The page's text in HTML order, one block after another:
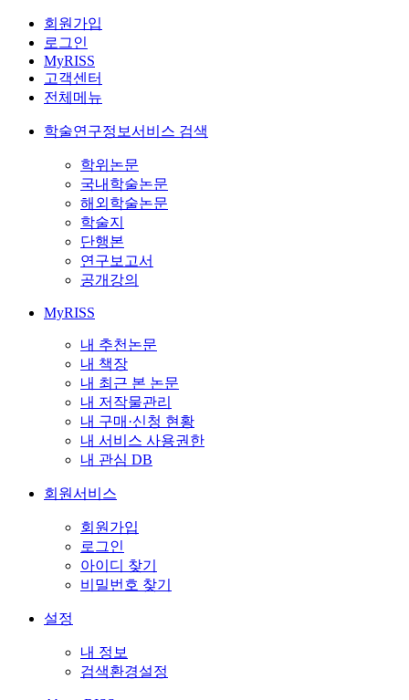
회원가입
로그인
MyRISS
고객센터
전체메뉴
학술연구정보서비스 검색
학위논문
국내학술논문
해외학술논문
학술지
단행본
연구보고서
공개강의
MyRISS
내 추천논문
내 책장
내 최근 본 논문
내 저작물관리
내 구매·신청 현황
내 서비스 사용권한
내 관심 DB
회원서비스
회원가입
로그인
아이디 찾기
비밀번호 찾기
설정
내 정보
검색환경설정